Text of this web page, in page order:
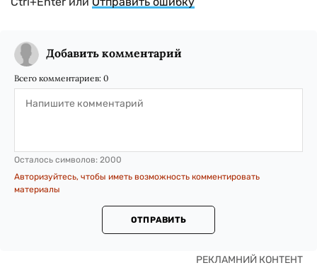
Добавить комментарий
Всего комментариев: 0
Осталось символов: 2000
Авторизуйтесь, чтобы иметь возможность комментировать
материалы
ОТПРАВИТЬ